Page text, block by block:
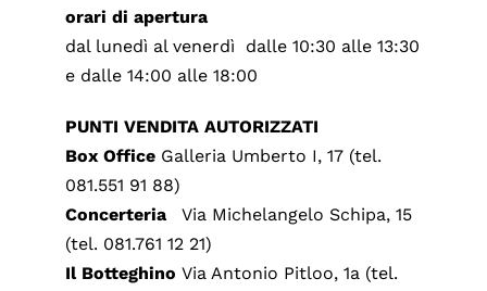
orari di apertura
dal lunedì al venerdì dalle 10:30 alle 13:30
e dalle 14:00 alle 18:00
PUNTI VENDITA AUTORIZZATI
Box Office Galleria Umberto I, 17 (tel.
081.551 91 88)
Concerteria Via Michelangelo Schipa, 15
(tel. 081.761 12 21)
Il Botteghino Via Antonio Pitloo, 1a (tel.